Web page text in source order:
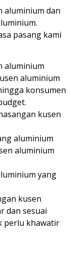
aluminium dan
pasang kami
aluminium
aluminium
konsumen
kusen
aluminium
aluminium
yang
kusen
dan sesuai
perlu khawatir